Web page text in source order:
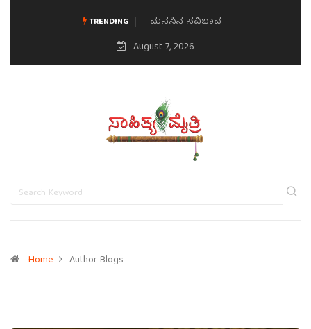
TRENDING ಮನಸಿನ ಸವಿಭಾವ
August 7, 2026
Home Author Blogs